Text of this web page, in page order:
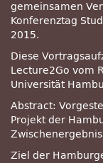
gemeinsamen
Konferenztag
2015.
Diese
Lecture2Go vom
Universität
Abstract:
Projekt der
Ziel der